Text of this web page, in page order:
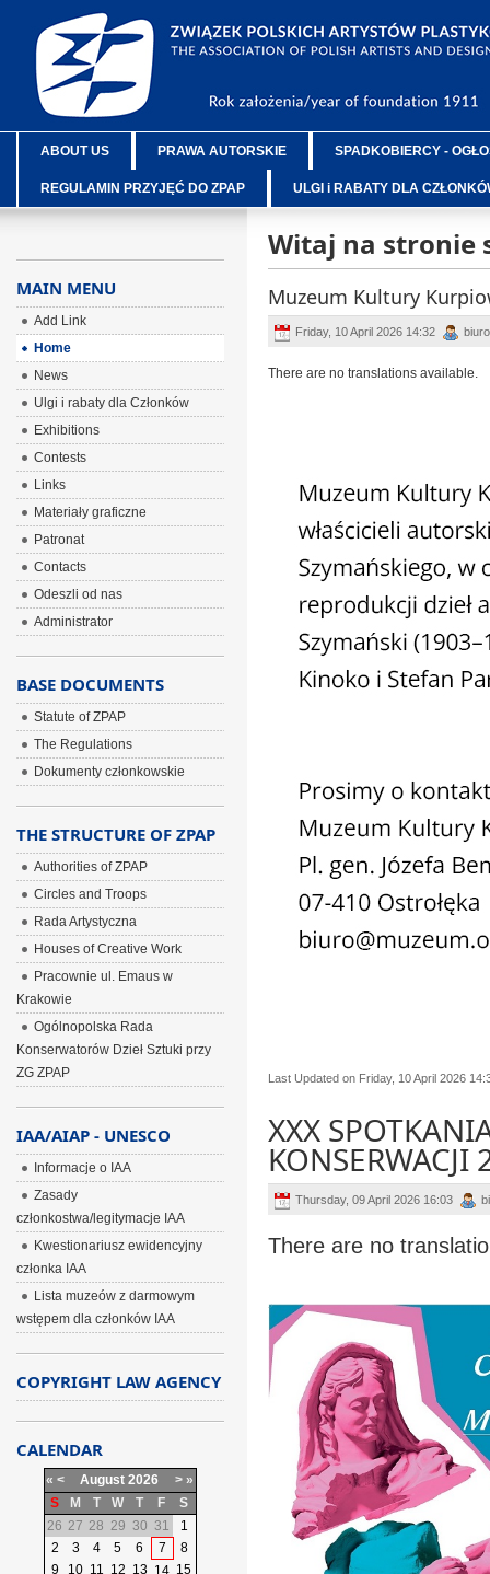
ABOUT US PRAWA AUTORSKIE SPADKOBIERCY -
REGULAMIN PRZYJĘĆ DO ZPAP ULGI i RABATY DLA
Witaj na stronie
Muzeum Kultury
Friday, 10 April 2026 14:32 biuro
There are no translations available.
Last Updated on Friday, 10 April 2026
XXX
KONSERWACJI
Thursday, 09 April 2026 16:03
There are no
MAIN MENU
Add Link
Home
News
Ulgi i rabaty dla Członków
Exhibitions
Contests
Links
Materiały graficzne
Patronat
Contacts
Odeszli od nas
Administrator
BASE DOCUMENTS
Statute of ZPAP
The Regulations
Dokumenty członkowskie
THE STRUCTURE OF ZPAP
Authorities of ZPAP
Circles and Troops
Rada Artystyczna
Houses of Creative Work
Pracownie ul. Emaus w
Krakowie
Ogólnopolska Rada
Konserwatorów Dzieł Sztuki przy
ZG ZPAP
IAA/AIAP - UNESCO
Informacje o IAA
Zasady
członkostwa/legitymacje IAA
Kwestionariusz ewidencyjny
członka IAA
Lista muzeów z darmowym
wstępem dla członków IAA
COPYRIGHT LAW AGENCY
CALENDAR
« < August 2026 > »
S
M T W T F
S
26 27 28 29 30 31
1
2
3 4 5 6 7
8
9
10 11 12 13 14 15